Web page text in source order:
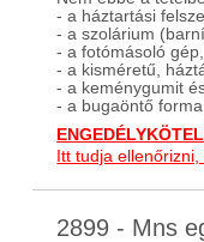
- a háztartási
- a szolárium
- a fotómásoló
- a kisméretű,
- a keménygumit
- a bugaöntő
Itt tudja
2899 - Mns